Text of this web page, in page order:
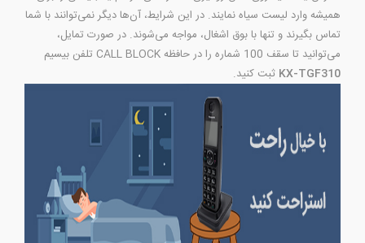
همیشه وارد لیست سیاه نمایند. در این شرایط، آن‌ها دیگر نمی‌توانند با شما
تماس بگیرند و تنها با بوق اشغال، مواجه می‌شوند. در صورت تمایل،
می‌توانید تا سقف 100 شماره را در حافظه CALL BLOCK تلفن بیسیم
KX-TGF310 ثبت کنید.